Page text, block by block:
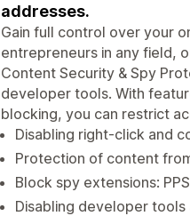
addresses.
Gain full control over your
entrepreneurs in any field,
Content Security & Spy
developer tools. With
blocking, you can restrict
Disabling right-click and
Protection of content
Block spy extensions:
Disabling developer tools